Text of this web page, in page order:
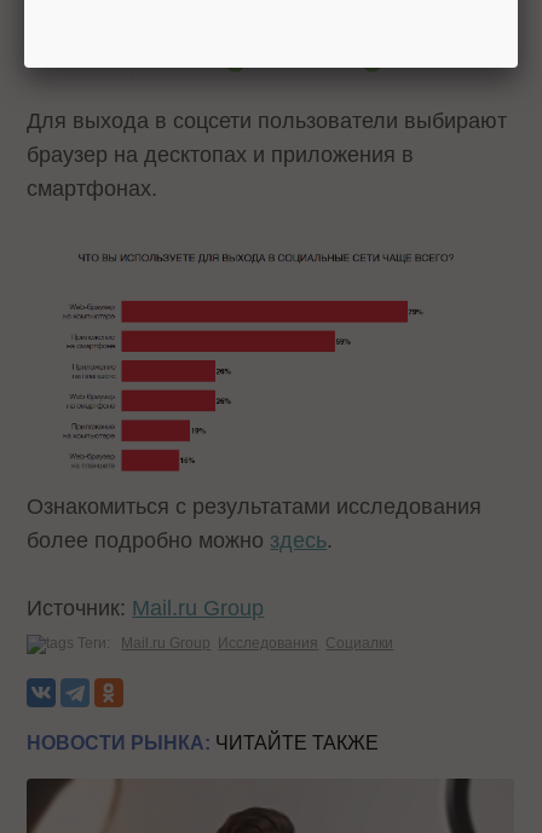
Для выхода в соцсети пользователи выбирают
браузер на десктопах и приложения в
смартфонах.
Ознакомиться с результатами исследования
более подробно можно здесь.
Источник: Mail.ru Group
Теги: Mail.ru Group Исследования Социалки
НОВОСТИ РЫНКА: ЧИТАЙТЕ ТАКЖЕ